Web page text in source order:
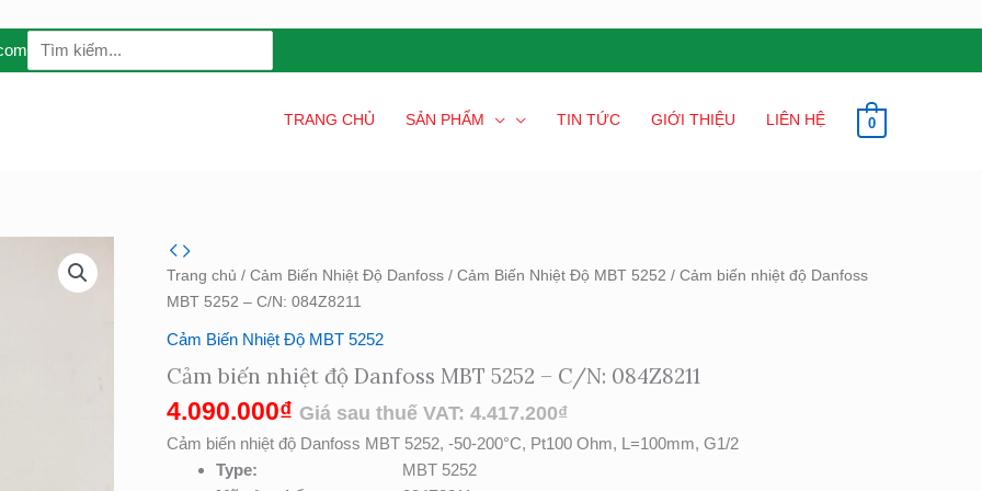
Search
for:
TRANG CHỦ SẢN PHẨM TIN TỨC GIỚI THIỆU LIÊN HỆ 0
Trang chủ / Cảm Biến Nhiệt Độ Danfoss / Cảm Biến Nhiệt Độ MBT 5252 / Cảm biến nhiệt độ Danfoss
MBT 5252 – C/N: 084Z8211
Cảm Biến Nhiệt Độ MBT 5252
Cảm biến nhiệt độ Danfoss MBT 5252 – C/N: 084Z8211
4.090.000₫ Giá sau thuế VAT: 4.417.200₫
Cảm biến nhiệt độ Danfoss MBT 5252, -50-200°C, Pt100 Ohm, L=100mm, G1/2
Type: MBT 5252
Cảm
biến
nhiệt
MBT
5252
084Z8211